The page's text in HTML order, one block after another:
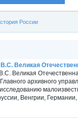
России
Великая
Великая
архивного
Венгрии,